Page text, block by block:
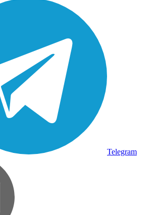
Telegram